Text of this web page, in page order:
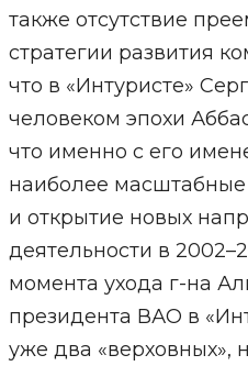
также отсутствие
стратегии развития
что в «Интуристе»
человеком эпохи
что именно с его
наиболее
и открытие новых
деятельности в
момента ухода г-на
президента ВАО в
уже два «верховных»,